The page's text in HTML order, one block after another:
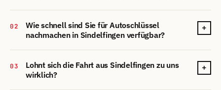
02
Wie schnell sind Sie für Autoschlüssel
nachmachen in Sindelfingen verfügbar?
+
03
Lohnt sich die Fahrt aus Sindelfingen zu uns
wirklich?
+